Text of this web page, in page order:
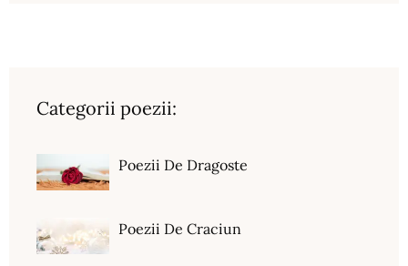
Categorii poezii:
Poezii De Dragoste
Poezii De Craciun